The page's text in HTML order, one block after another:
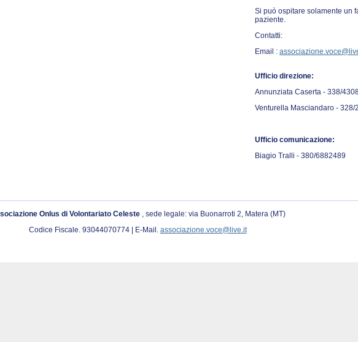
Si può ospitare solamente un
paziente.
Contatti:
Email :
Ufficio direzione:
Annunziata Caserta - 338/
Venturella Masciandaro - 328/
Ufficio comunicazione:
Biagio Tralli - 380/6882489
Onlus di Volontariato Celeste , sede legale: via Buonarroti 2, Matera (MT)
Codice Fiscale. 93044070774 | E-Mail. associazione.voce@live.it